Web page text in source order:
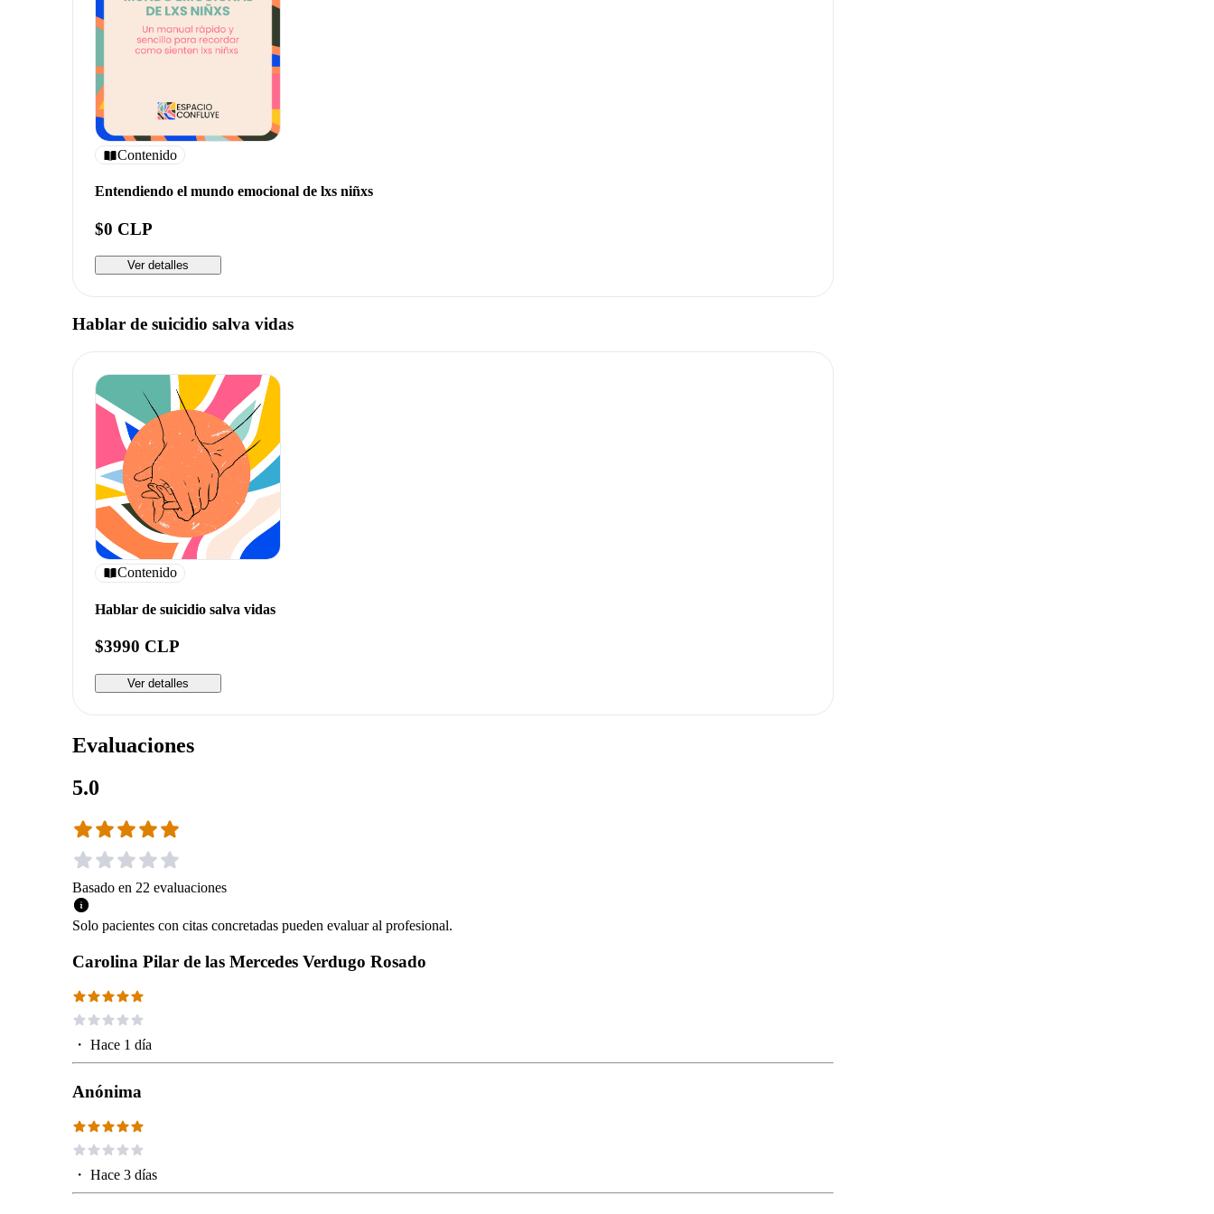
Contenido
Entendiendo el mundo emocional de lxs niñxs
$0 CLP
Ver detalles
Hablar de suicidio salva vidas
Contenido
Hablar de suicidio salva vidas
$3990 CLP
Ver detalles
Evaluaciones
5.0
Basado en 22 evaluaciones
Solo pacientes con citas concretadas pueden evaluar al profesional.
Carolina Pilar de las Mercedes Verdugo Rosado
・ Hace 1 día
Anónima
・ Hace 3 días